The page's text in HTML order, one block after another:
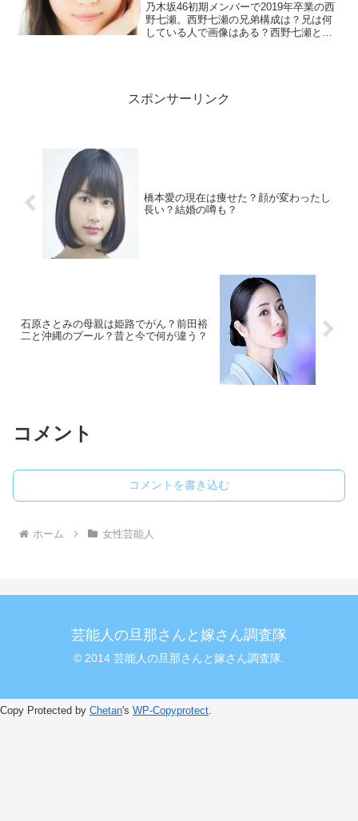
乃木坂46初期メンバーで2019年卒業の西
野七瀬。西野七瀬の兄弟構成は？兄は何
している人で画像はある？西野七瀬と兄
スポンサーリンク
橋本愛の現在は痩せた？顔が変わったし
長い？結婚の噂も？
石原さとみの母親は姫路でがん？前田裕
二と沖縄のプール？昔と今で何が違う？
コメント
コメントを書き込む
ホーム 女性芸能人
芸能人の旦那さんと嫁さん調査隊
© 2014 芸能人の旦那さんと嫁さん調査隊.
Copy Protected by Chetan's WP-Copyprotect